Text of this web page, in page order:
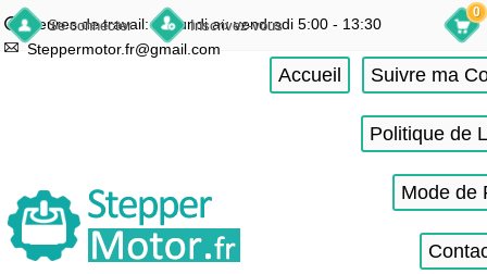
Se connecter Inscrivez-vous
Heures de travail: du lundi au vendredi 5:00 - 13:30
Steppermotor.fr@gmail.com
0
Accueil Suivre ma
Politique de
Mode de